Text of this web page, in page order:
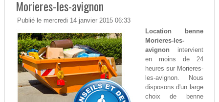
Morieres-les-avignon
Publié le mercredi 14 janvier 2015 06:33
Location benne
Morieres-les-
avignon intervient
en moins de 24
heures sur Morieres-
les-avignon. Nous
disposons d'un large
choix de benne